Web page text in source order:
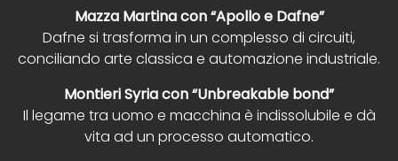
Mazza Martina con “Apollo e Dafne”
Dafne si trasforma in un complesso di circuiti,
conciliando arte classica e automazione industriale.
Montieri Syria con “Unbreakable bond”
Il legame tra uomo e macchina è indissolubile e dà
vita ad un processo automatico.